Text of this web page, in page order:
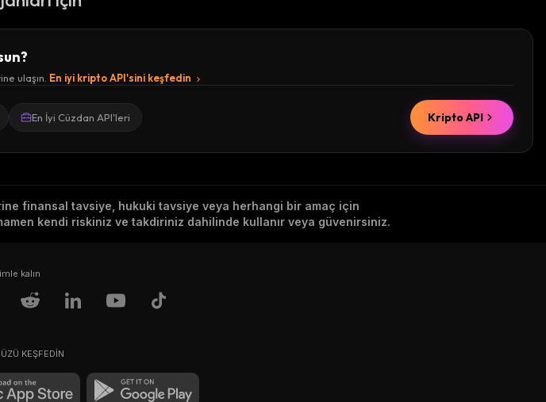
ulaşın. En iyi kripto API'sini keşfedin
En İyi Cüzdan API'leri Kripto API
finansal tavsiye, hukuki tavsiye veya herhangi bir amaç için
kendi riskiniz ve takdiriniz dahilinde kullanır veya güvenirsiniz.
kalın
KEŞFEDİN